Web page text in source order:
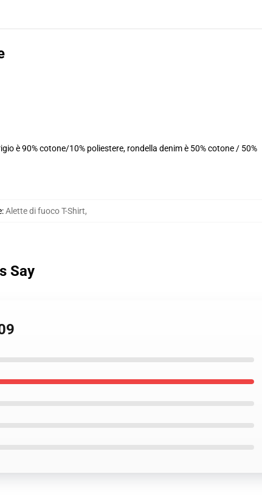
è 90% cotone/10% poliestere, rondella denim è 50% cotone / 50%
:Alette di fuoco T-Shirt,
Say